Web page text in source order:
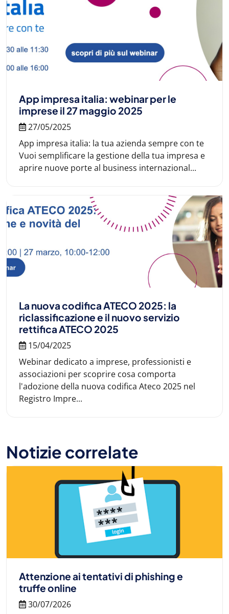
App impresa italia: webinar per le
imprese il 27 maggio 2025
27/05/2025
App impresa italia: la tua azienda sempre con te
Vuoi semplificare la gestione della tua impresa e
aprire nuove porte al business internazional...
La nuova codifica ATECO 2025: la
riclassificazione e il nuovo servizio
rettifica ATECO 2025
15/04/2025
Webinar dedicato a imprese, professionisti e
associazioni per scoprire cosa comporta
l'adozione della nuova codifica Ateco 2025 nel
Registro Impre...
Notizie correlate
Attenzione ai tentativi di phishing e
truffe online
30/07/2026